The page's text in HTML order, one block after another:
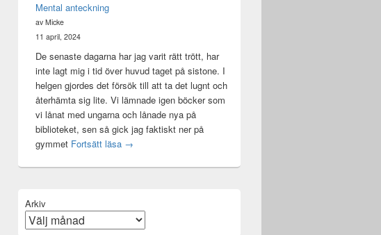
Mental anteckning
av Micke
11 april, 2024
De senaste dagarna har jag varit rätt trött, har
inte lagt mig i tid över huvud taget på sistone. I
helgen gjordes det försök till att ta det lugnt och
återhämta sig lite. Vi lämnade igen böcker som
vi lånat med ungarna och lånade nya på
biblioteket, sen så gick jag faktiskt ner på
gymmet Fortsätt läsa Mental anteckning
→
Arkiv